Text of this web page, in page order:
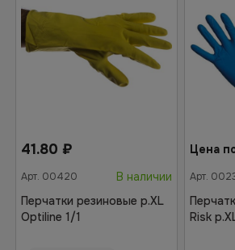
41.80 ₽
Арт. 00420
В наличии
Перчатки резиновые р.XL
Optiline 1/1
Цена
Арт.
Risk